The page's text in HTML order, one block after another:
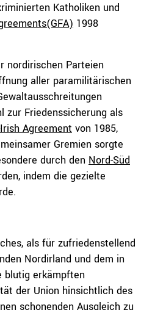
Katholiken und
(GFA) 1998
nordirischen Parteien
aller paramilitärischen
zur Friedenssicherung als
Agreement von 1985,
Gremien sorgte
durch den Nord-Süd
indem die gezielte
als für zufriedenstellend
Nordirland und dem in
blutig erkämpften
der Union hinsichtlich des
schonenden Ausgleich zu